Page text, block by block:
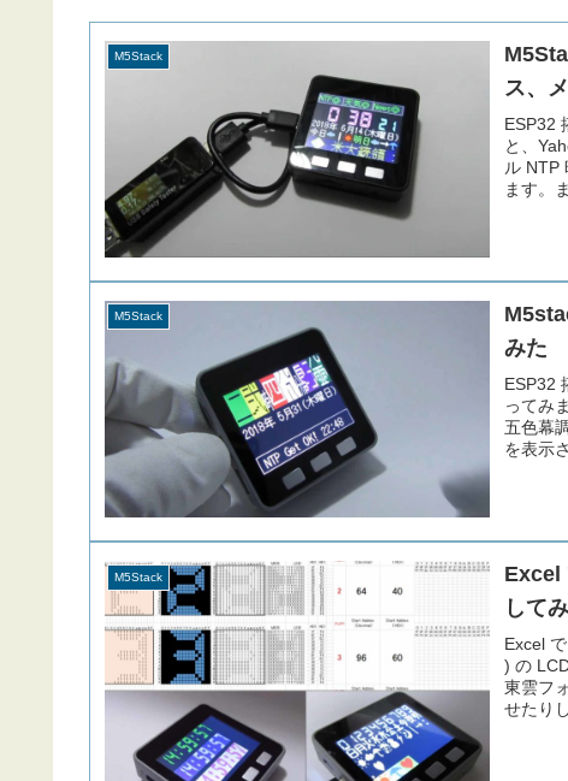
M5Stack
ス、
ESP32
と、
ル NTP
ます。
M5Stack
みた
ESP32
ってみ
五色幕
を表示
M5Stack
Excel
して
Excel
) の
東雲フ
せたり